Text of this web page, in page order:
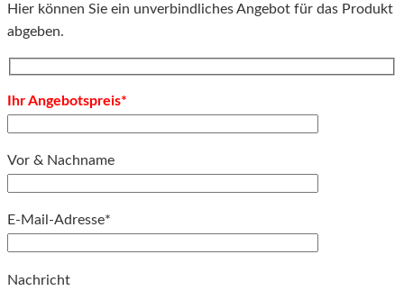
Hier können Sie ein unverbindliches Angebot für das Produkt
abgeben.
Ihr Angebotspreis*
Vor & Nachname
E-Mail-Adresse*
Nachricht